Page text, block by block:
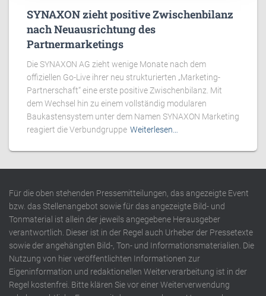
SYNAXON zieht positive Zwischenbilanz
nach Neuausrichtung des
Partnermarketings
Die SYNAXON AG zieht wenige Monate nach dem
offiziellen Go-Live ihrer neu strukturierten „Marketing-
Partnerschaft“ eine erste positive Zwischenbilanz. Mit
dem Wechsel hin zu einem vollständig modularen
Baukastensystem unter dem Namen SYNAXON Marketing
reagiert die Verbundgruppe Weiterlesen…
Für die oben stehenden Pressemitteilungen, das angezeigte Event
bzw. das Stellenangebot sowie für das angezeigte Bild- und
Tonmaterial ist allein der jeweils angegebene Herausgeber
verantwortlich. Dieser ist in der Regel auch Urheber der Pressetexte
sowie der angehängten Bild-, Ton- und Informationsmaterialien. Die
Nutzung von hier veröffentlichten Informationen zur
Eigeninformation und redaktionellen Weiterverarbeitung ist in der
Regel kostenfrei. Bitte klären Sie vor einer Weiterverwendung